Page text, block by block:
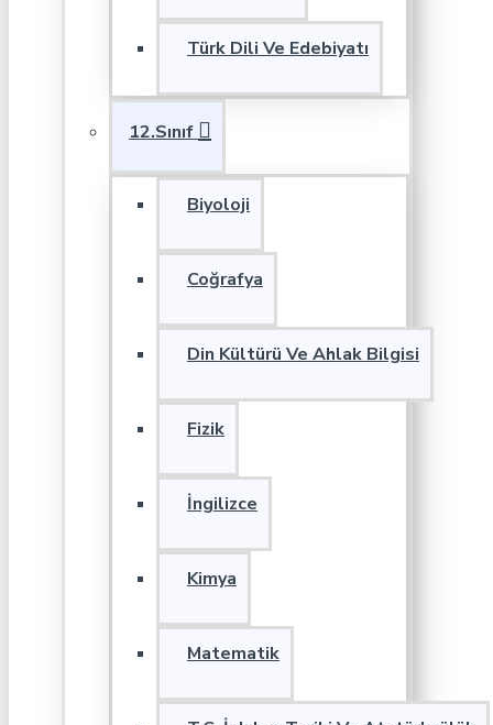
Türk Dili Ve Edebiyatı
12.Sınıf
Biyoloji
Coğrafya
Din Kültürü Ve Ahlak Bilgisi
Fizik
İngilizce
Kimya
Matematik